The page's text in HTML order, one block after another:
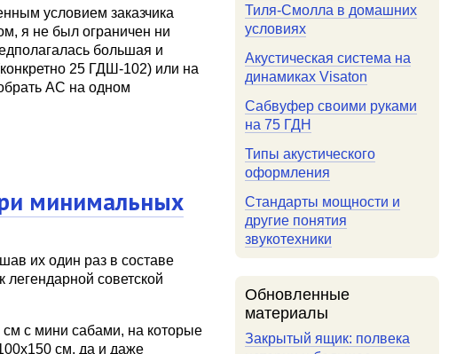
условием заказчика
я не был ограничен ни
большая и
25 ГДШ-102) или на
АС на одном
минимальных
их один раз в составе
советской
с мини сабами, на которые
см, да и даже
Тиля-Смолла в домашних
условиях
Акустическая система на
динамиках Visaton
Сабвуфер своими руками
на 75 ГДН
Типы акустического
оформления
Стандарты мощности и
другие понятия
звукотехники
Обновленные
материалы
Закрытый ящик: полвека